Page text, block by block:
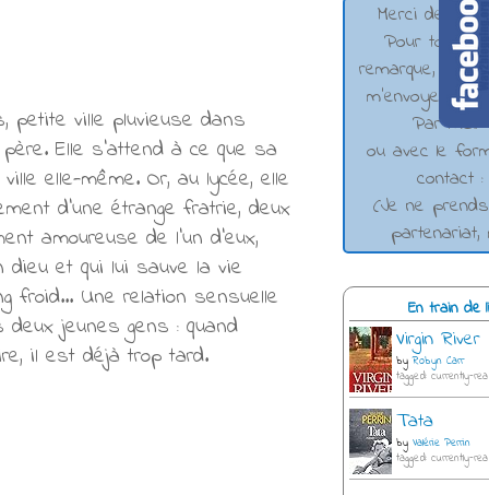
petite ville pluvieuse dans
Elle s'attend à ce que sa
elle-même. Or, au lycée, elle
d'une étrange fratrie, deux
amoureuse de l'un d'eux,
dieu et qui lui sauve la vie
froid... Une relation sensuelle
jeunes gens : quand
il est déjà trop tard.
Merci de
Pour toute
remarque,
m'envoyer un
Par mail
ou avec le
contact
(Je ne
partenariat,
En train de
Virgin River
byRobyn Carr
tagged: currently-
Tata
by Valérie Perrin
tagged: currently-